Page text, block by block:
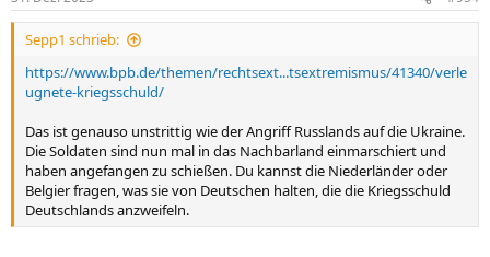
Sepp1 schrieb:
https://www.bpb.de/themen/rechtsext...tsextremismus/41340/verle
ugnete-kriegsschuld/
Das ist genauso unstrittig wie der Angriff Russlands auf die Ukraine.
Die Soldaten sind nun mal in das Nachbarland einmarschiert und
haben angefangen zu schießen. Du kannst die Niederländer oder
Belgier fragen, was sie von Deutschen halten, die die Kriegsschuld
Deutschlands anzweifeln.